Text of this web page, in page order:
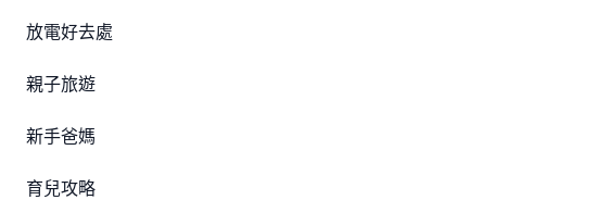
放電好去處
親子旅遊
新手爸媽
育兒攻略